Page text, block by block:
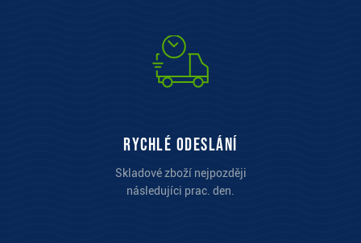
Rychlé odeslání
Skladové zboží nejpozději
následujíci prac. den.